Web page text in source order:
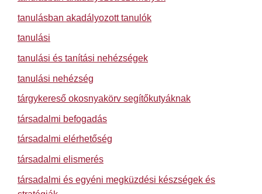
tanulásban akadályozott tanulók
tanulási
tanulási és tanítási nehézségek
tanulási nehézség
tárgykereső okosnyakörv segítőkutyáknak
társadalmi befogadás
társadalmi elérhetőség
társadalmi elismerés
társadalmi és egyéni megküzdési készségek és